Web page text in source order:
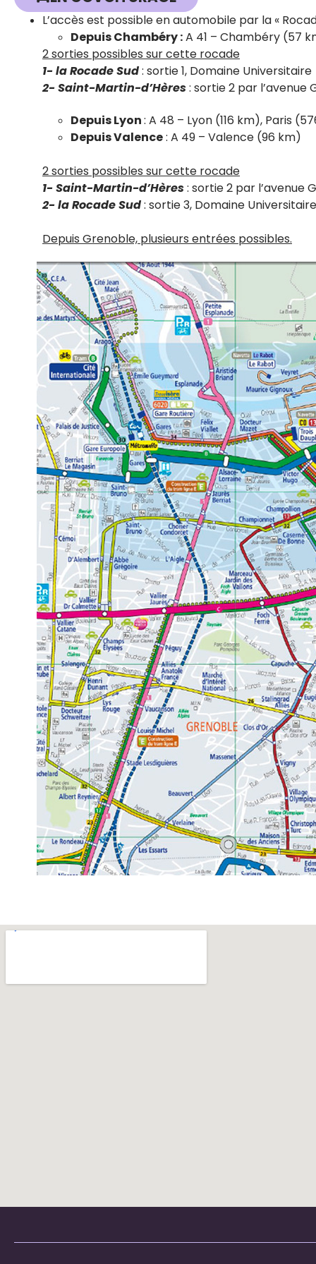
L’accès est possible en automobile par la «
Depuis Chambéry :A 41 – Chambéry (57
2 sorties possibles sur cette rocade
1- la Rocade Sud: sortie 1, Domaine Universitaire
2- Saint-Martin-d’Hères: sortie 2 par l’avenue
Depuis Lyon: A 48 – Lyon (116 km), Paris
Depuis Valence: A 49 – Valence (96 km)
2 sorties possibles sur cette rocade
1- Saint-Martin-d’Hères: sortie 2 par l’avenue
2- la Rocade Sud: sortie 3, Domaine Universitaire
Depuis Grenoble, plusieurs entrées possibles.